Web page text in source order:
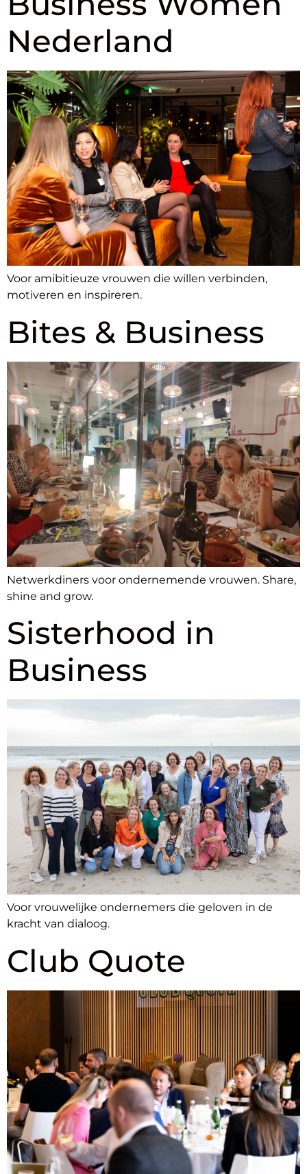
Nederland
Voor amibitieuze vrouwen die willen verbinden,
motiveren en inspireren.
Bites & Business
Netwerkdiners voor ondernemende vrouwen. Share,
shine and grow.
Sisterhood in
Business
Voor vrouwelijke ondernemers die geloven in de
kracht van dialoog.
Club Quote